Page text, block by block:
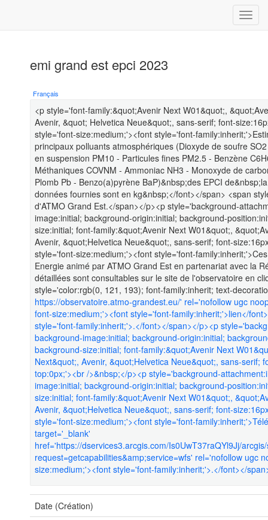
emi grand est epci 2023
Français
<p style='font-family:&quot;Avenir Next W01&quot;,
Avenir, &quot; Helvetica Neue&quot;, sans-serif; font-
style='font-size:medium;'><font style='font-
principaux polluants atmosphériques (Dioxyde de soufre
en suspension PM10 - Particules fines PM2.5 - Benzène
Méthaniques COVNM - Ammoniac NH3 - Monoxyde de
Plomb Pb - Benzo(a)pyrène BaP)&nbsp;des EPCI
données fournies sont en kg&nbsp;</font></span> <span
d'ATMO Grand Est.</span></p><p style='background-
image:initial; background-origin:initial; background-
size:initial; font-family:&quot;Avenir Next W01&quot;,
Avenir, &quot;Helvetica Neue&quot;, sans-serif; font-
style='font-size:medium;'><font style='font-
Energie animé par ATMO Grand Est en partenariat avec la
détaillées sont consultables sur le site de l'observatoire en
style='color:rgb(0, 121, 193); font-family:inherit; text-
https://observatoire.atmo-grandest.eu/' rel='nofollow ugc
font-size:medium;'><font style='font-family:inherit;'>lien</
style='font-family:inherit;'>.</font></span></p><p
background-image:initial; background-origin:initial;
background-size:initial; font-family:&quot;Avenir Next
Next&quot;, Avenir, &quot;Helvetica Neue&quot;, sans-
top:0px;'><br />&nbsp;</p><p style='background-
image:initial; background-origin:initial; background-
size:initial; font-family:&quot;Avenir Next W01&quot;,
Avenir, &quot;Helvetica Neue&quot;, sans-serif; font-
style='font-size:medium;'><font style='font-
target='_blank'
href='https://dservices3.arcgis.com/Is0UwT37raQYl9Jj/
request=getcapabilities&amp;service=wfs' rel='nofollow ugc
size:medium;'><font style='font-family:inherit;'>.</font></
Date (Création)